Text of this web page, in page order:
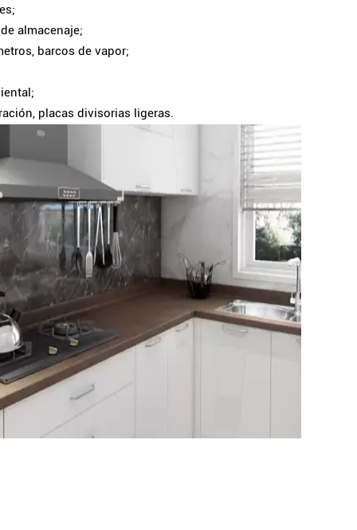
almacenaje;
barcos de vapor;
placas divisorias ligeras.